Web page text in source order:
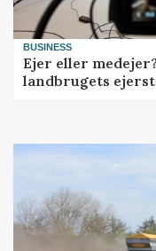
BUSINESS
Ejer eller
landbrugets